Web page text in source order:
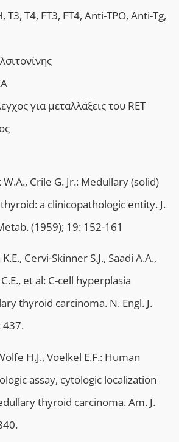
Τ3, Τ4, FT3, FT4, Anti-TPO, Anti-Tg,
για μεταλλάξεις του RET
Crile G. Jr.: Medullary (solid)
a clinicopathologic entity. J.
(1959); 19: 152-161
Cervi-Skinner S.J., Saadi A.A.,
C.E., et al: C-cell hyperplasia
thyroid carcinoma. N. Engl. J.
437.
H.J., Voelkel E.F.: Human
assay, cytologic localization
thyroid carcinoma. Am. J.